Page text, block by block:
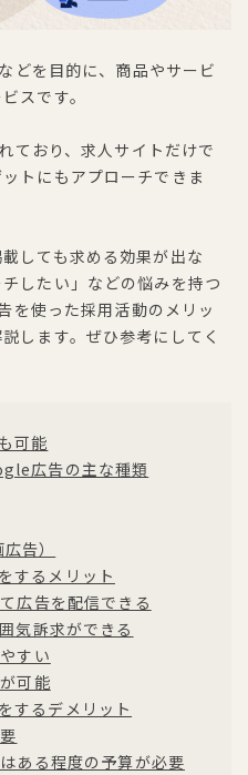
どを目的に、商品やサービ
スです。
ており、求人サイトだけで
トにもアプローチできま
しても求める効果が出な
したい」などの悩みを持つ
を使った採用活動のメリッ
します。ぜひ参考にしてく
可能
広告の主な種類
告）
するメリット
広告を配信できる
気訴求ができる
すい
可能
するデメリット
ある程度の予算が必要